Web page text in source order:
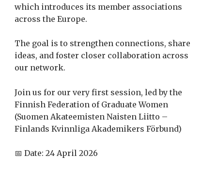
which introduces its member associations
across the Europe.
The goal is to strengthen connections, share
ideas, and foster closer collaboration across
our network.
Join us for our very first session, led by the
Finnish Federation of Graduate Women
(Suomen Akateemisten Naisten Liitto –
Finlands Kvinnliga Akademikers Förbund)
📅 Date: 24 April 2026